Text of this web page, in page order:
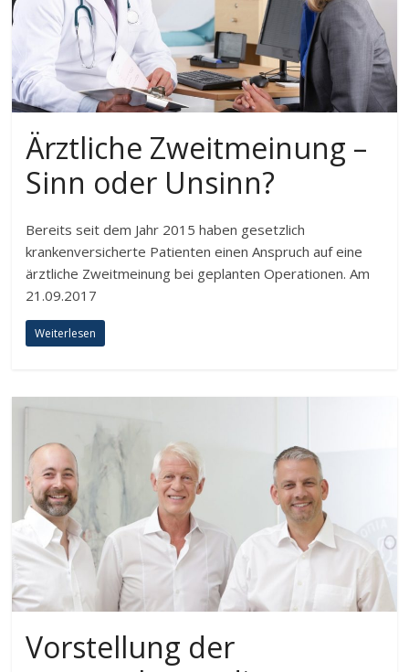
Ärztliche Zweitmeinung –
Sinn oder Unsinn?
Bereits seit dem Jahr 2015 haben gesetzlich
krankenversicherte Patienten einen Anspruch auf eine
ärztliche Zweitmeinung bei geplanten Operationen. Am
21.09.2017
Weiterlesen
Vorstellung der